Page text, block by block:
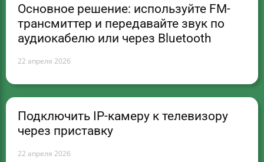
Основное решение: используйте FM-
трансмиттер и передавайте звук по
аудиокабелю или через Bluetooth
22 апреля 2026
Подключить IP-камеру к телевизору
через приставку
22 апреля 2026